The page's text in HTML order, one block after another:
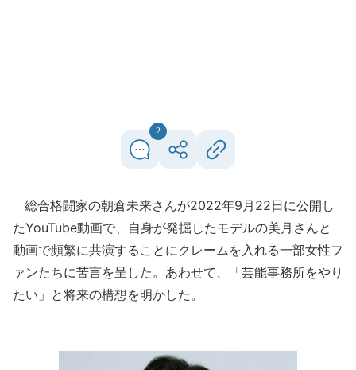
2
総合格闘家の朝倉未来さんが2022年9月22日に公開し
たYouTube動画で、自身が発掘したモデルの美月さんと
動画で頻繁に共演することにクレームを入れる一部女性フ
ァンたちに苦言を呈した。あわせて、「芸能事務所をやり
たい」と将来の構想を明かした。